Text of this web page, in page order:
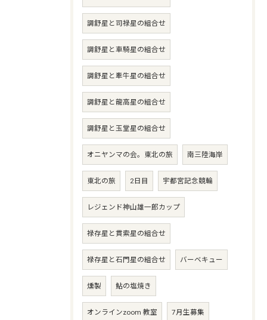
調舒星と司禄星の組合せ
調舒星と車騎星の組合せ
調舒星と牽牛星の組合せ
調舒星と龍高星の組合せ
調舒星と玉堂星の組合せ
オニヤンマの会。東北の旅 南三陸海岸
東北の旅 2日目 宇都宮記念競輪
レジェンド神山雄一郎カップ
禄存星と貫索星の組合せ
禄存星と石門星の組合せ バーベキュー
燻製 鮎の塩焼き
オンラインzoom 教室 7月生募集